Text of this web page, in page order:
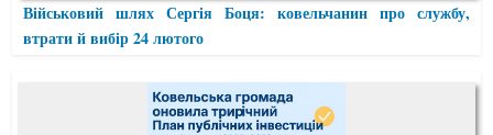
Військовий шлях Сергія Боця: ковельчанин про службу,
втрати й вибір 24 лютого